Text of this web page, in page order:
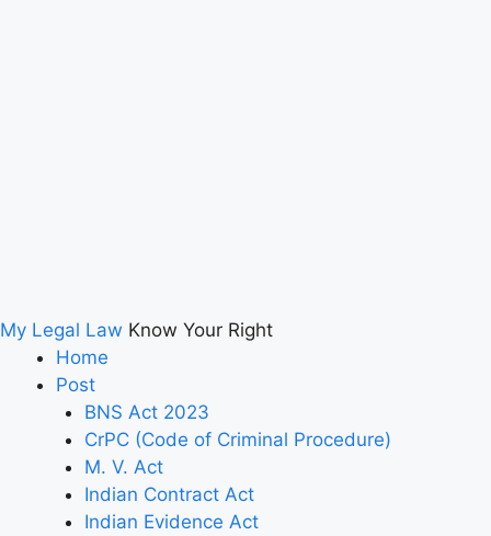
My Legal Law Know Your Right
Home
Post
BNS Act 2023
CrPC (Code of Criminal Procedure)
M. V. Act
Indian Contract Act
Indian Evidence Act